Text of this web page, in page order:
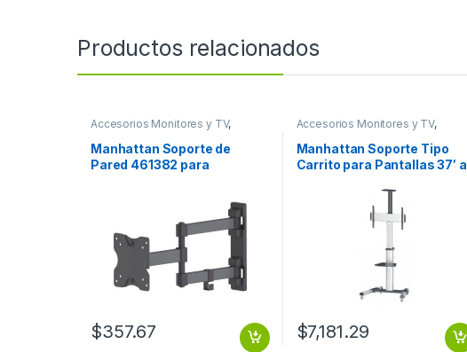
Productos relacionados
Accesorios Monitores y TV,
Manhattan Soporte de
Pared 461382 para
ARTICULADO 13 A 27 20KG
$357.67
Accesorios Monitores y TV,
Manhattan Soporte Tipo
Carrito para Pantallas 37′ a
70 50KG ROTACION TV
AJUSTABLE
$7,181.29